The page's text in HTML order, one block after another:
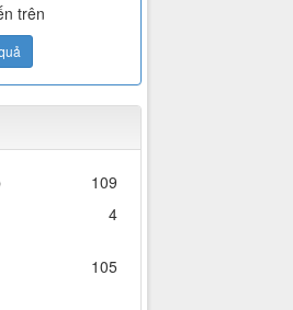
trên
109
4
105